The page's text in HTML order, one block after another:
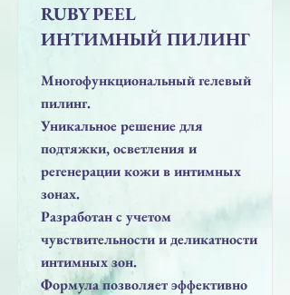
RUBY PEEL
ИНТИМНЫЙ ПИЛИНГ
Многофункциональный гелевый
пилинг.
Уникальное решение для
подтяжки, осветления и
регенерации кожи в интимных
зонах.
Разработан с учетом
чувствительности и деликатности
интимных зон.
Формула позволяет эффективно